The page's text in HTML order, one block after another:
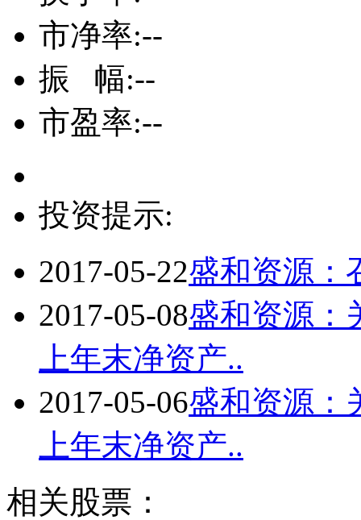
市净率:--
振 幅:--
市盈率:--
投资提示:
2017-05-22盛和资源：
2017-05-08盛和资源：
上年末净资产..
2017-05-06盛和资源：
上年末净资产..
相关股票：